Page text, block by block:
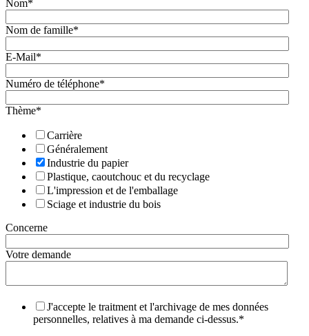
Nom*
Nom de famille*
E-Mail*
Numéro de téléphone*
Thème*
Carrière
Généralement
Industrie du papier
Plastique, caoutchouc et du recyclage
L'impression et de l'emballage
Sciage et industrie du bois
Concerne
Votre demande
J'accepte le traitment et l'archivage de mes données
personnelles, relatives à ma demande ci-dessus.*